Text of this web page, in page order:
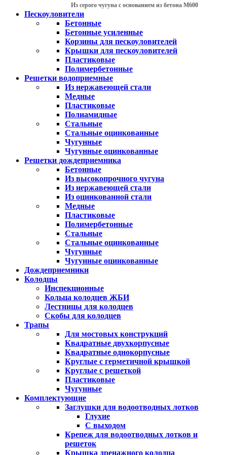
Из серого чугуна с основанием из бетона М600
Пескоуловители
Бетонные
Бетонные усиленные
Корзины для пескоуловителей
Крышки для пескоуловителей
Пластиковые
Полимербетонные
Решетки водоприемные
Из нержавеющей стали
Медные
Пластиковые
Полиамидные
Стальные
Стальные оцинкованные
Чугунные
Чугунные оцинкованные
Решетки дождеприемника
Бетонные
Из высокопрочного чугуна
Из нержавеющей стали
Из оцинкованной стали
Медные
Пластиковые
Полимербетонные
Стальные
Стальные оцинкованные
Чугунные
Чугунные оцинкованные
Дождеприемники
Колодцы
Инспекционные
Кольца колодцев ЖБИ
Лестницы для колодцев
Скобы для колодцев
Трапы
Для мостовых конструкций
Квадратные двухкорпусные
Квадратные однокорпусные
Круглые с герметичной крышкой
Круглые с решеткой
Пластиковые
Чугунные
Комплектующие
Заглушки для водоотводных лотков
Глухие
С выходом
Крепеж для водоотводных лотков и
решеток
Крышка дренажного колодца